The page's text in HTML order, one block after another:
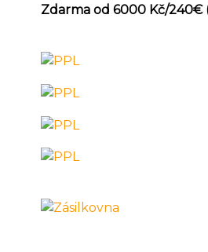
Zdarma od 6000 Kč/240€